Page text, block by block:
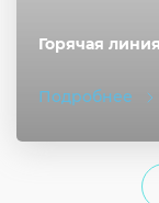
Горячая
Подробнее